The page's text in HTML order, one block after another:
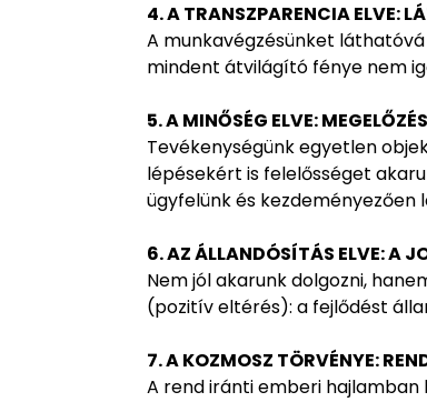
4. A TRANSZPARENCIA ELVE:
A munkavégzésünket
mindent átvilágító fénye nem
5. A MINŐSÉG ELVE:
Tevékenységünk egyetlen
lépésekért is felelősséget
ügyfelünk és kezdeményezően
6. AZ ÁLLANDÓSÍTÁS ELVE: A
Nem jól akarunk dolgozni,
(pozitív eltérés): a fejlődést
7. A KOZMOSZ TÖRVÉNYE:
A rend iránti emberi hajlamban